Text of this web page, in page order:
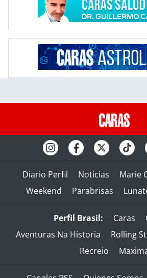
Diario Perfil Noticias Marie
Weekend
Parabrisas
Perfil Brasil: Caras
Aventuras Na Historia
Rolling
Recreio